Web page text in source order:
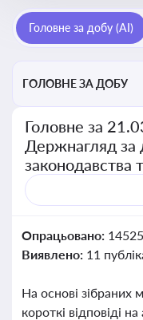
Головне за добу (AI)
ГОЛОВНЕ ЗА ДОБУ
Головне за
Держнагляд за
законодавства
Опрацьовано:
Виявлено: 11
На основі зібраних
короткі відповіді